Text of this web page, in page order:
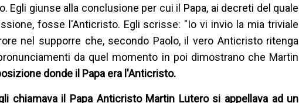
giunse alla conclusione per cui il Papa, ai decreti del quale
fosse l'Anticristo. Egli scrisse: "Io vi invio la mia triviale
nel supporre che, secondo Paolo, il vero Anticristo ritenga
da quel momento in poi dimostrano che Martin
donde il Papa era l'Anticristo.
chiamava il Papa Anticristo Martin Lutero si appellava ad un